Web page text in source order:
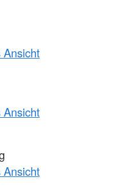
Ansicht
Ansicht
Ansicht